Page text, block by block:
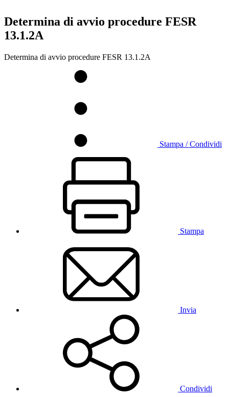
Determina di avvio procedure FESR
13.1.2A
Determina di avvio procedure FESR 13.1.2A
Stampa / Condividi
Stampa
Invia
Condividi